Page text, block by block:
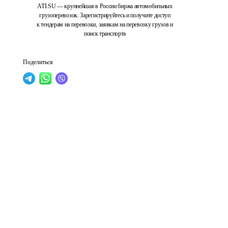
ATI.SU — крупнейшая в России биржа автомобильных
грузоперевозок. Зарегистрируйтесь и получите доступ
к тендерам на перевозки, заявкам на перевозку грузов и
поиск транспорта
Поделиться